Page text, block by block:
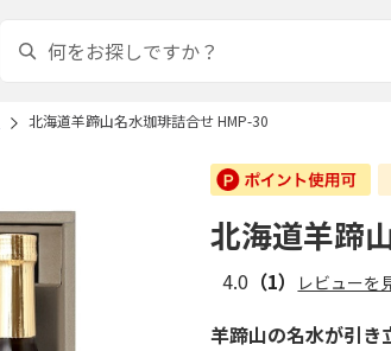
北海道羊蹄山名水珈琲詰合せ HMP-30
北海道羊蹄
4.0 （1） レビューを
羊蹄山の名水が引き